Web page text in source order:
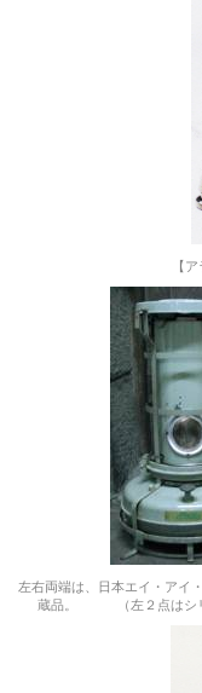
【
左右両端は、日本エイ・アイ
蔵品。 （左２点はシリ